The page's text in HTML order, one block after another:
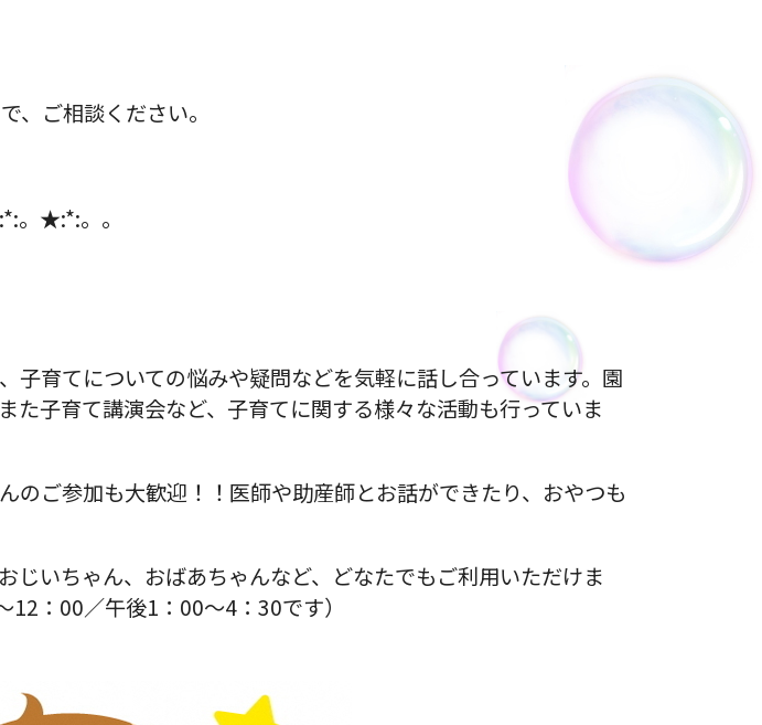
ご相談ください。
。。
育てについての悩みや疑問などを気軽に話し合っています。園
子育て講演会など、子育てに関する様々な活動も行っていま
のご参加も大歓迎！！医師や助産師とお話ができたり、おやつも
いちゃん、おばあちゃんなど、どなたでもご利用いただけま
：00／午後1：00～4：30です）